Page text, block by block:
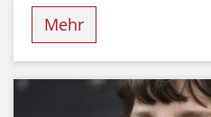
Mehr